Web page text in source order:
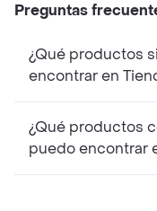
Preguntas
¿Qué productos
encontrar en
¿Qué productos
puedo encontrar